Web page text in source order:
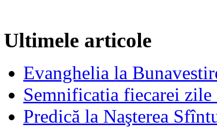
Ultimele articole
Evanghelia la
Semnificatia fiecarei
Predică la Naşterea